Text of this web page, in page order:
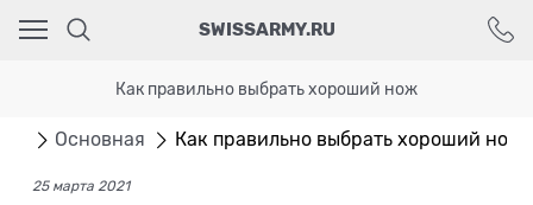
SWISSARMY.RU
Как правильно выбрать хороший нож
Основная Как правильно выбрать хороший нож
25 марта 2021
Ваш город - Москва,
угадали?